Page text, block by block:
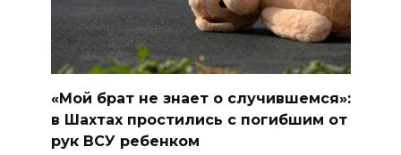
«Мой брат не знает о случившемся»:
в Шахтах простились с погибшим от
рук ВСУ ребенком